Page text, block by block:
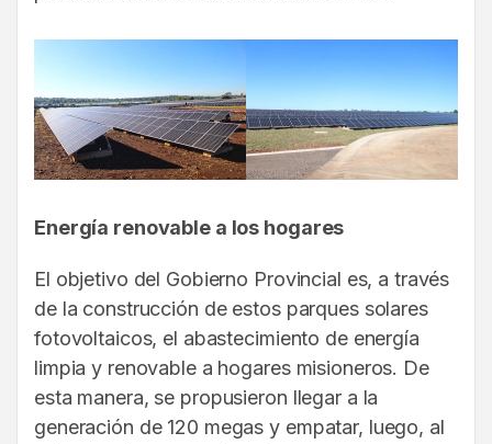
Energía renovable a los hogares
El objetivo del Gobierno Provincial es, a través
de la construcción de estos parques solares
fotovoltaicos, el abastecimiento de energía
limpia y renovable a hogares misioneros. De
esta manera, se propusieron llegar a la
generación de 120 megas y empatar, luego, al